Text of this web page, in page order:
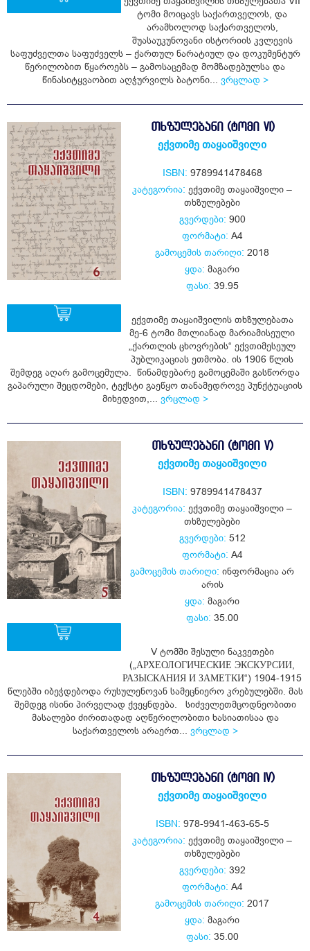
ტომი მოიცავს საქართველოს, და
არამხოლოდ საქართველოს,
შუასაუკუნოვანი ისტორიის კვლევის
საფუძველთა საფუძველს – ქართულ ნარატიულ და დოკუმენტურ
წერილობით წყაროებს – გამოსაცემად მომზადებულსა და
წინასიტყვაობით აღჭურვილს ბატონი... ვრცლად >
ᲗᲮᲖᲣᲚᲔᲑᲐᲜᲘ (ᲢᲝᲛᲘ VI)
ექვთიმე თაყაიშვილი
ISBN: 9789941478468
კატეგორია: ექვთიმე თაყაიშვილი –
თხზულებები
გვერდები: 900
ფორმატი: A4
გამოცემის თარიღი: 2018
ყდა: მაგარი
ფასი: 39.95
ექვთიმე თაყაიშვილის თხზულებათა
მე-6 ტომი მთლიანად მარიამისეული
„ქართლის ცხოვრების“ ექვთიმესეულ
პუბლიკაციას ეთმობა. ის 1906 წლის
შემდეგ აღარ გამოცემულა. წინამდებარე გამოცემაში გასწორდა
გაპარული შეცდომები, ტექსტი გაეწყო თანამედროვე პუნქტუაციის
მიხედვით,... ვრცლად >
ᲗᲮᲖᲣᲚᲔᲑᲐᲜᲘ (ᲢᲝᲛᲘ V)
ექვთიმე თაყაიშვილი
ISBN: 9789941478437
კატეგორია: ექვთიმე თაყაიშვილი –
თხზულებები
გვერდები: 512
ფორმატი: A4
გამოცემის თარიღი: ინფორმაცია არ
არის
ყდა: მაგარი
ფასი: 35.00
V ტომში შესული ნაკვეთები
(„АРХЕОЛОГИЧЕСКИЕ ЭКСКУРСИИ,
РАЗЫСКАНИЯ И ЗАМЕТКИ“) 1904-1915
წლებში იბეჭდებოდა რუსულენოვან სამეცნიერო კრებულებში. მას
შემდეგ ისინი პირველად ქვეყნდება. სიძველეთმცოდნეობითი
მასალები ძირითადად აღწერილობითი ხასიათისაა და
საქართველოს არაერთ... ვრცლად >
ᲗᲮᲖᲣᲚᲔᲑᲐᲜᲘ (ᲢᲝᲛᲘ IV)
ექვთიმე თაყაიშვილი
ISBN: 978-9941-463-65-5
კატეგორია: ექვთიმე თაყაიშვილი –
თხზულებები
გვერდები: 392
ფორმატი: A4
გამოცემის თარიღი: 2017
ყდა: მაგარი
ფასი: 35.00